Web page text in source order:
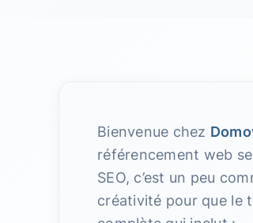
Bienvenue chez
référencement web
SEO, c’est un peu
créativité pour que le